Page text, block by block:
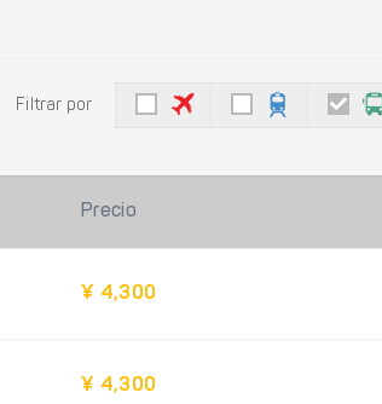
Filtrar por
Precio
¥ 4,300
¥ 4,300